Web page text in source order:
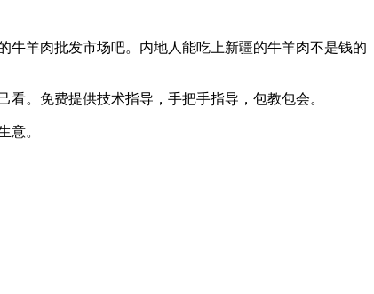
羊肉批发市场吧。内地人能吃上新疆的牛羊肉不是钱的
。免费提供技术指导，手把手指导，包教包会。
意。